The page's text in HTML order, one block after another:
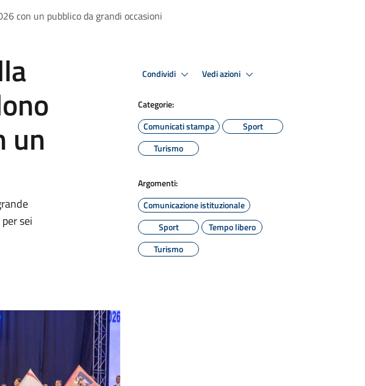
con un pubblico da grandi occasioni
un
sei
Condividi Vedi azioni
Categorie:
Comunicati stampa
Sport
Turismo
Argomenti:
Comunicazione istituzionale
Sport
Tempo libero
Turismo